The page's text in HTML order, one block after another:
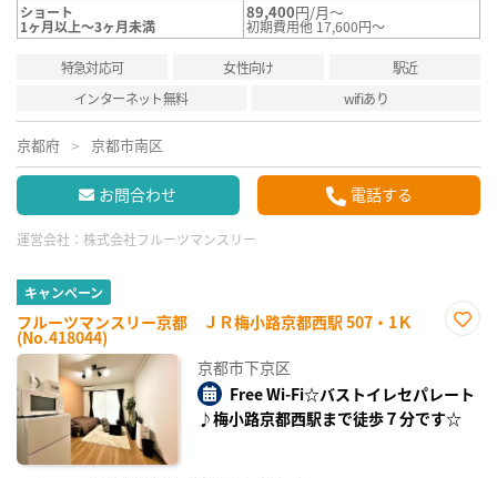
ショート
1ヶ月以上～3ヶ月未満
89,400円/月～
初期費用他 17,600円～
特急対応可 女性向け
駅近
インターネット無料
wifiあり
京都府 京都市南区
お問合わせ 電話する
運営会社： 株式会社フルーツマンスリー
キャンペーン
フルーツマンスリー京都 ＪＲ梅小路京都西駅 507・1Ｋ
(No.418044)
録
京都市下京区
Free Wi-Fi☆バストイレセパレート
♪梅小路京都西駅まで徒歩７分です☆